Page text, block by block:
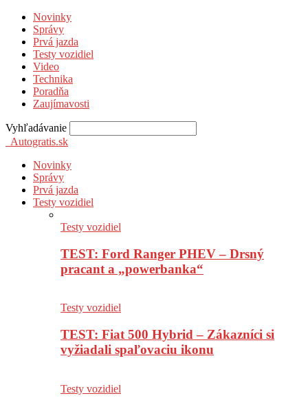
Novinky
Správy
Prvá jazda
Testy vozidiel
Video
Technika
Poradňa
Zaujímavosti
Vyhľadávanie
Autogratis.sk
Novinky
Správy
Prvá jazda
Testy vozidiel
Testy vozidiel
TEST: Ford Ranger PHEV – Drsný
pracant a „powerbanka“
Testy vozidiel
TEST: Fiat 500 Hybrid – Zákazníci si
vyžiadali spaľovaciu ikonu
Testy vozidiel